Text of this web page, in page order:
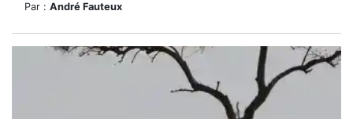
Par : André Fauteux